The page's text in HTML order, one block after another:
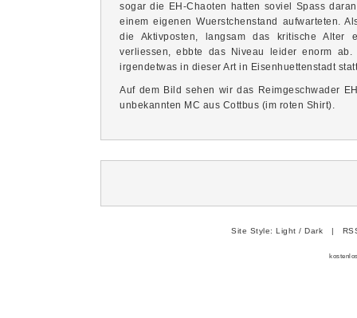
sogar die EH-Chaoten hatten soviel Spass
einem eigenen Wuerstchenstand aufwarteten.
die Aktivposten, langsam das kritische Alter
verliessen, ebbte das Niveau leider enorm
irgendetwas in dieser Art in Eisenhuettenstadt
Auf dem Bild sehen wir das Reimgeschwader
unbekannten MC aus Cottbus (im roten Shirt).
Site Style:Light /Dark |